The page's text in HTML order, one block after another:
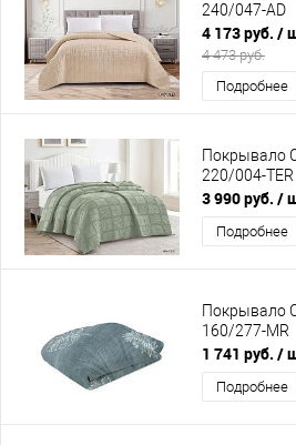
240/047-AD
4 173 руб. /
4 473 руб.
Подробнее
Покрывало
220/004-TER
3 990 руб. /
Подробнее
Покрывало
160/277-MR
1 741 руб. /
Подробнее